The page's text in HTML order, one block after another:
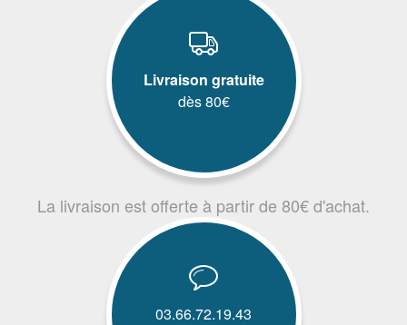
Livraison gratuite
dès 80€
La livraison est offerte à partir de 80€ d'achat.
03.66.72.19.43